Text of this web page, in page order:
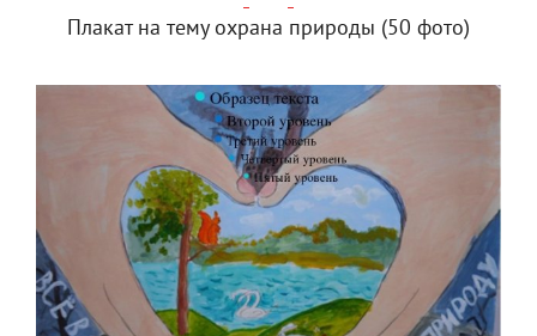
Плакат на тему охрана природы (50 фото)